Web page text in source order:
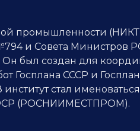
промышленности
и Совета Министров
был создан для
Госплана СССР и
стал
(РОСНИИМЕСТПРОМ).